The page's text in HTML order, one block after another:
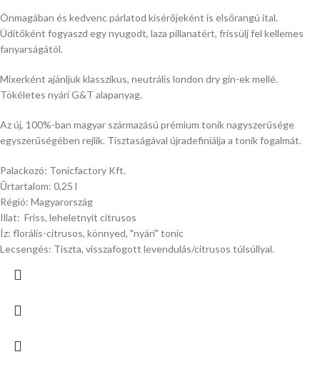
Önmagában és kedvenc párlatod kísérőjeként is elsőrangú ital.
Üdítőként fogyaszd egy nyugodt, laza pillanatért, frissülj fel kellemes
fanyarságától.
Mixerként ajánljuk klasszikus, neutrális london dry gin-ek mellé.
Tökéletes nyári G&T alapanyag.
Az új, 100%-ban magyar származású prémium tonik nagyszerűsége
egyszerűségében rejlik. Tisztaságával újradefiniálja a tonik fogalmát.
Palackozó: Tonicfactory Kft.
Űrtartalom: 0,25 l
Régió: Magyarország
Illat: Friss, leheletnyit citrusos
Íz: florális-citrusos, könnyed, "nyári" tonic
Lecsengés: Tiszta, visszafogott levendulás/citrusos túlsúllyal.